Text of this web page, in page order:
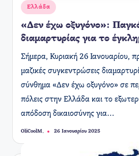
Αναρτήθηκε
σε
Ελλάδα
«Δεν έχω οξυγόνο»:
διαμαρτυρίας για το
Σήμερα, Κυριακή 26 Ιανουαρίου,
μαζικές συγκεντρώσεις
σύνθημα «Δεν έχω οξυγόνο» σε
πόλεις στην Ελλάδα και το
απόδοση δικαιοσύνης για…
Συγγραφέας:
OliCoolM. 26 Ιανουαρίου 2025